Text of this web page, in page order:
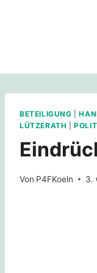
BETEILIGUNG |
LÜTZERATH |
Von P4FKoeln 3.